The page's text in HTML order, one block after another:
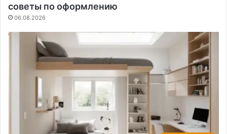
советы по оформлению
06.08.2026